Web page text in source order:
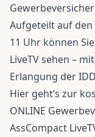
Aufgeteilt auf den
11 Uhr können
LiveTV sehen –
Erlangung der
Hier geht‘s zur
ONLINE
AssCompact